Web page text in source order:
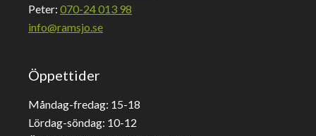
Peter: 070-24 013 98
info@ramsjo.se
Öppettider
Måndag-fredag: 15-18
Lördag-söndag: 10-12